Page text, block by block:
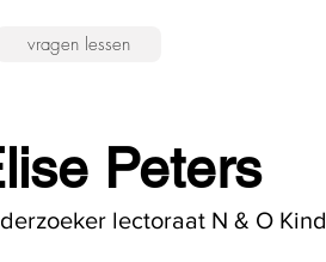
vragen lessen
lectoraat N & O Kind
Peters